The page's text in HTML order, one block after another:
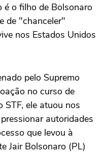
é o filho de Bolsonaro
de "chanceler"
nos Estados Unidos
pelo Supremo
no curso de
STF, ele atuou nos
autoridades
que levou à
Jair Bolsonaro (PL)